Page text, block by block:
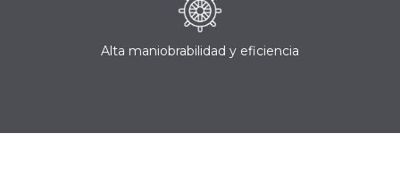
Alta maniobrabilidad y eficiencia